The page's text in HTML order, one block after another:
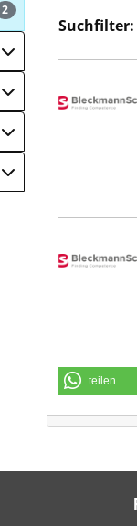
2
Suchfilter:
teilen